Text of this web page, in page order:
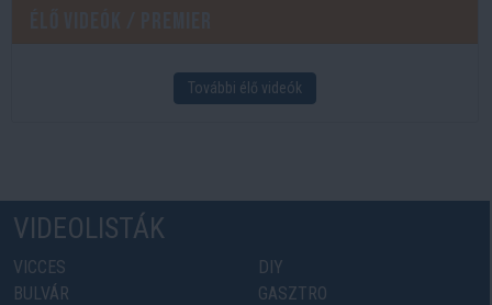
További élő videók
VIDEOLISTÁK
VICCES
BULVÁR
DIY
GASZTRO